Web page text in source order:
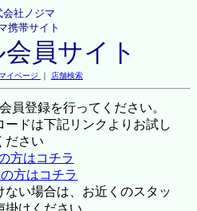
会社ノジマ
携帯サイト
員サイト
イページ ｜ 店舗検索
員登録を行ってください。
ードは下記リンクよりお試し
ださい
方はコチラ
方はコチラ
い場合は、お近くのスタッ
けください。